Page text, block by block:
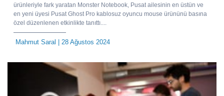
ürünleriyle fark yaratan Monster Notebook, Pusat ailesinin en üstün ve
en yeni üyesi Pusat Ghost Pro kablosuz oyuncu mouse ürününü basına
özel düzenlenen etkinlikte tanıttı....
Mahmut Saral | 28 Ağustos 2024